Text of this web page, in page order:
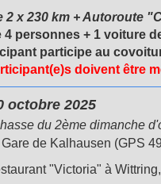
2 x 230 km + Autoroute
4 personnes + 1 voiture
participe au
doivent être
octobre 2025
du 2ème dimanche
Gare de Kalhausen (GPS
"Victoria" à